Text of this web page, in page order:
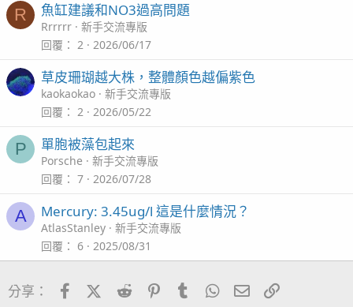
R 魚缸建議和NO3過高問題
Rrrrrr
新手交流專版
回覆
2 2026/06/17
草皮珊瑚越大株，整體顏色越偏紫色
kaokaokao
新手交流專版
回覆
2 2026/05/22
P 單胞被藻包起來
Porsche
新手交流專版
回覆
7 2026/07/28
A Mercury: 3.45ug/l 這是什麼情況？
AtlasStanley
新手交流專版
回覆
6 2025/08/31
分享： FacebookX (Twitter)
Reddit PinterestTumblrWhatsApp電子郵件